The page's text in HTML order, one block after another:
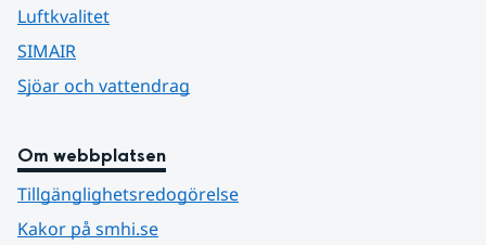
Luftkvalitet
SIMAIR
Sjöar och vattendrag
Om webbplatsen
Tillgänglighetsredogörelse
Kakor på smhi.se